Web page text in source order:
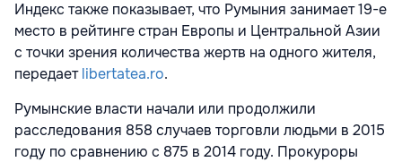
Индекс также показывает, что Румыния занимает 19-е
место в рейтинге стран Европы и Центральной Азии
с точки зрения количества жертв на одного жителя,
передаетlibertatea.ro.
Румынские власти начали или продолжили
расследования 858 случаев торговли людьми в 2015
году по сравнению с 875 в 2014 году. Прокуроры